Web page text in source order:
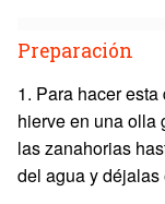
Preparación
1. Para hacer
hierve en una olla
las zanahorias
del agua y déjalas